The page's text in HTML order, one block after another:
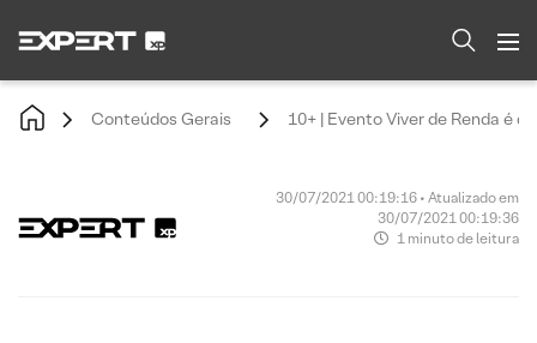
Conteúdos Gerais 10+ | Evento Viver de Renda é
30/07/2021 00:19:16 • Atualizado em
30/07/2021 00:19:36
1 minuto de leitura